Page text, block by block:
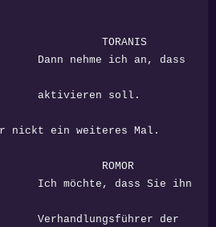
ich an, dass
soll.
weiteres Mal.
dass Sie ihn
der